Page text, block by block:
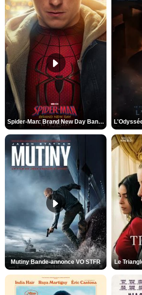
Spider-Man: Brand New Day Bande-annonce VO STFR
Mutiny Bande-annonce VO STFR Le